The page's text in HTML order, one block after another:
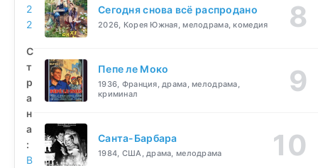
2
2
С
т
р
а
н
а
:
В
Сегодня снова всё распродано
2026, Корея Южная, мелодрама, комедия
Пепе ле Моко
1936, Франция, драма, мелодрама,
криминал
Санта-Барбара
1984, США, драма, мелодрама